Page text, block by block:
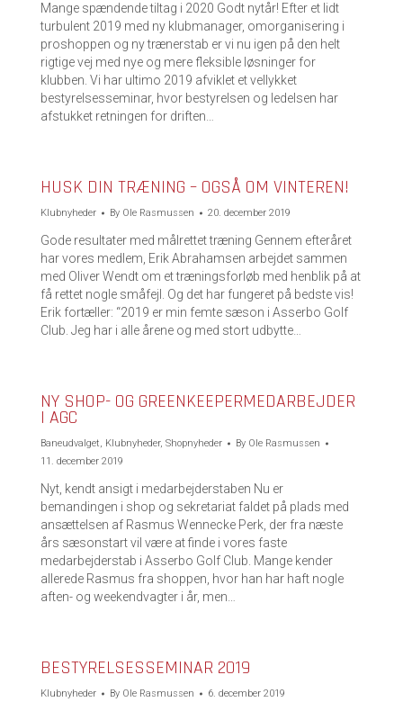
Mange spændende tiltag i 2020 Godt nytår! Efter et lidt
turbulent 2019 med ny klubmanager, omorganisering i
proshoppen og ny trænerstab er vi nu igen på den helt
rigtige vej med nye og mere fleksible løsninger for
klubben. Vi har ultimo 2019 afviklet et vellykket
bestyrelsesseminar, hvor bestyrelsen og ledelsen har
afstukket retningen for driften…
HUSK DIN TRÆNING – OGSÅ OM VINTEREN!
Klubnyheder By Ole Rasmussen 20. december 2019
Gode resultater med målrettet træning Gennem efteråret
har vores medlem, Erik Abrahamsen arbejdet sammen
med Oliver Wendt om et træningsforløb med henblik på at
få rettet nogle småfejl. Og det har fungeret på bedste vis!
Erik fortæller: “2019 er min femte sæson i Asserbo Golf
Club. Jeg har i alle årene og med stort udbytte…
NY SHOP- OG GREENKEEPERMEDARBEJDER
I AGC
Baneudvalget, Klubnyheder, Shopnyheder By Ole Rasmussen
11. december 2019
Nyt, kendt ansigt i medarbejderstaben Nu er
bemandingen i shop og sekretariat faldet på plads med
ansættelsen af Rasmus Wennecke Perk, der fra næste
års sæsonstart vil være at finde i vores faste
medarbejderstab i Asserbo Golf Club. Mange kender
allerede Rasmus fra shoppen, hvor han har haft nogle
aften- og weekendvagter i år, men…
BESTYRELSESSEMINAR 2019
Klubnyheder By Ole Rasmussen 6. december 2019